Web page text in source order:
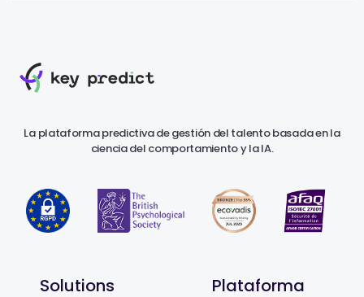
La plataforma predictiva de gestión del talento basada en la
ciencia del comportamiento y la IA.
Solutions Plataforma